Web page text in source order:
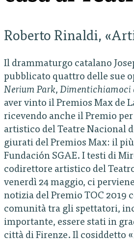
Roberto Rinaldi,
Il drammaturgo catalano
pubblicato quattro delle sue
Nerium Park, Dimentichiamoci
aver vinto il Premios Max de
ricevendo anche il Premio
artistico del Teatre Nacional
giurati del Premios Max: il
Fundación SGAE. I testi di
codirettore artistico del
venerdì 24 maggio, ci
notizia del Premio TOC 2019
comunità tra gli spettatori,
importante, essere stati in
città di Firenze. Il cosiddetto